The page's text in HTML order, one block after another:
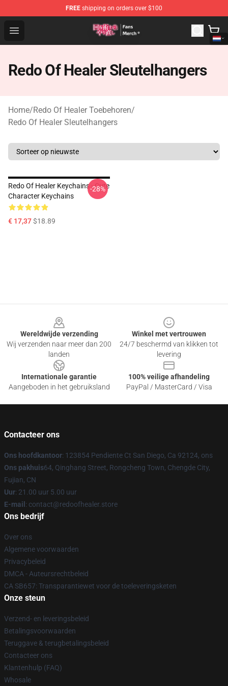
FREE shipping on orders over $100
Open menu
Redo Of Healer Store - Official Redo Of Healer
Redo Of Healer Sleutelhangers
Home/Redo Of Healer Toebehoren/
Redo Of Healer Sleutelhangers
Redo Of Healer Keychains - Cute
Character Keychains
€ 17,37$18.89
-28%
Wereldwijde verzending
Wij verzenden naar meer dan 200
landen
Winkel met vertrouwen
24/7 beschermd van klikken tot
levering
Internationale garantie
Aangeboden in het gebruiksland
100% veilige afhandeling
PayPal / MasterCard / Visa
Contacteer ons
Ons hoofdkantoor: 123854 Pendiente Ct San Diego, Ca 92124, ons
Ons pakhuis64, Qinghang Street, Rongcheng Town, Chengde City,
Fujian, CN
Uur: 21.00 uur 5.00 uur
E-mail : contact@redoofhealer.store
Ons bedrijf
Over ons
Algemene voorwaarden
Privacybeleid
DMCA - Auteursrechtbeleid
CA SB657: Transparantiewet voor de toeleveringsketen
Onze steun
Verzend- en leveringsbeleid
Betalingsvoorwaarden
Teruggave & terugbetalingsbeleid
Contacteer ons
Klantenhulp (FAQ)
Whosale